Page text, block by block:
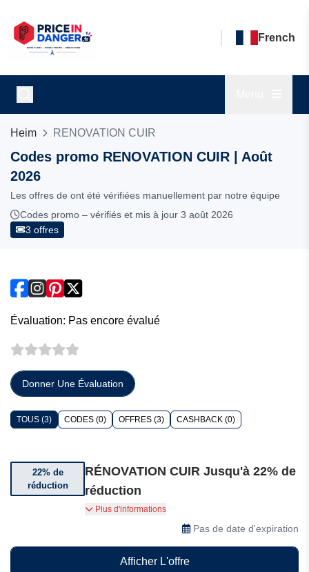
French
Heim RENOVATION CUIR
Codes promo RENOVATION CUIR | Août
2026
Les offres de ont été vérifiées manuellement par notre équipe
Codes promo – vérifiés et mis à jour 3 août 2026
3 offres
Évaluation: Pas encore évalué
Donner Une Évaluation
TOUS (3) CODES (0) OFFRES (3) CASHBACK (0)
22% de
réduction
RÉNOVATION CUIR Jusqu'à 22% de
réduction
Bénéficiez de jusqu'à 22% de réduction sur une
sélection de produits RÉNOVATION CUIR.
Plus d'informations
Pas de date d'expiration
Afficher L'offre